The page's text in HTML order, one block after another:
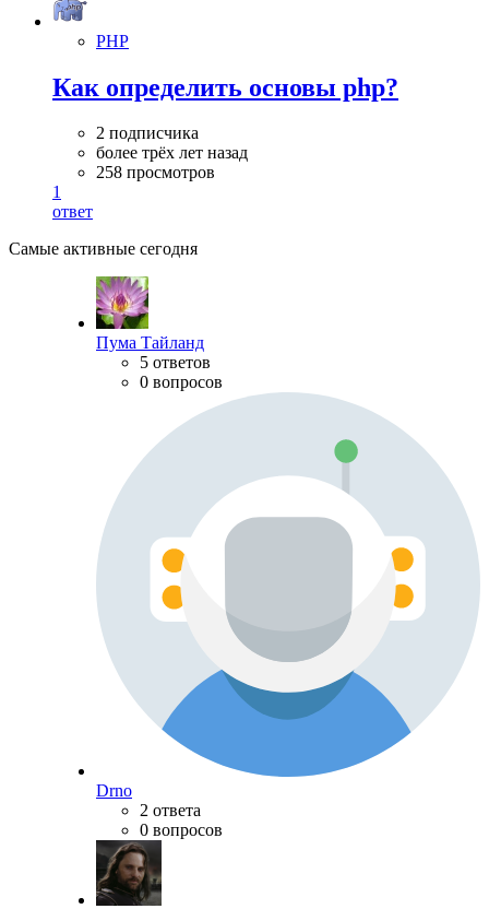
PHP
Как определить основы php?
2 подписчика
более трёх лет назад
258 просмотров
1
ответ
Самые активные сегодня
Пума Тайланд
5 ответов
0 вопросов
Drno
2 ответа
0 вопросов